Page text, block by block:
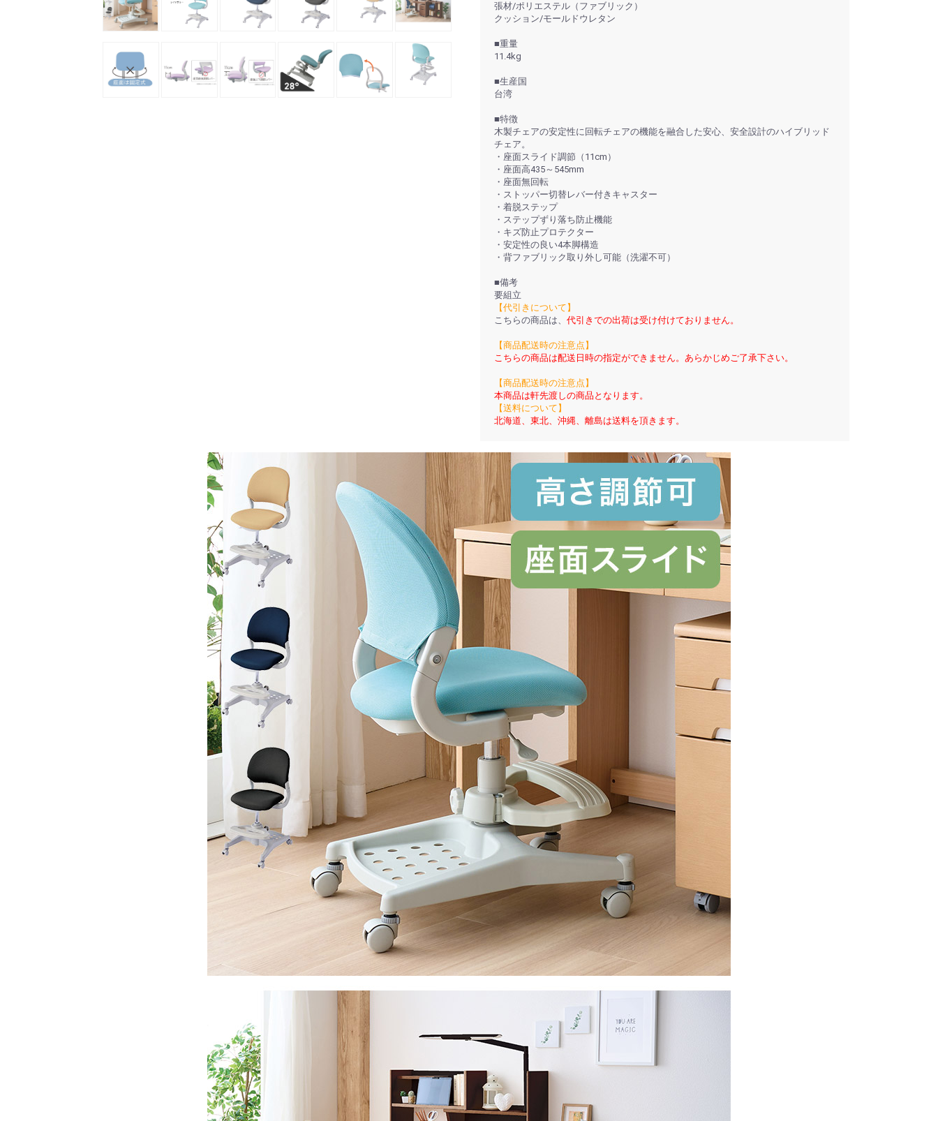
張材/ポリエステル（ファブリック）
クッション/モールドウレタン
■重量
11.4kg
■生産国
台湾
■特徴
木製チェアの安定性に回転チェアの機能を融合した安心、安全設計のハイブリッド
チェア。
・座面スライド調節（11cm）
・座面高435～545mm
・座面無回転
・ストッパー切替レバー付きキャスター
・着脱ステップ
・ステップずり落ち防止機能
・キズ防止プロテクター
・安定性の良い4本脚構造
・背ファブリック取り外し可能（洗濯不可）
■備考
要組立
【代引きについて】
こちらの商品は、 代引きでの出荷は受け付けておりません。
【商品配送時の注意点】
こちらの商品は配送日時の指定ができません。あらかじめご了承下さい。
【商品配送時の注意点】
本商品は軒先渡しの商品となります。
【送料について】
北海道、東北、沖縄、離島は送料を頂きます。